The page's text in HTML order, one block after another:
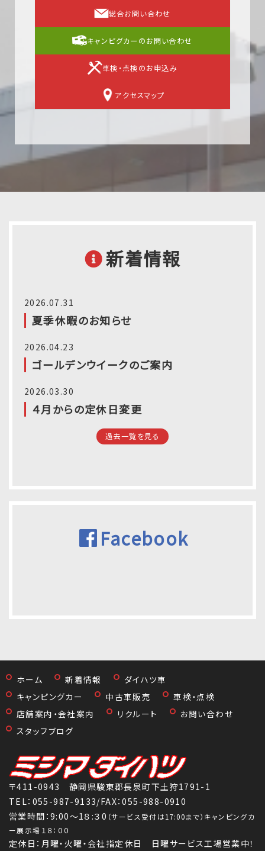
総合お問い合わせ
キャンピグカーのお問い合わせ
車検・点検のお申込み
アクセスマップ
新着情報
2026.07.31
夏季休暇のお知らせ
2026.04.23
ゴールデンウイークのご案内
2026.03.30
４月からの定休日変更
過去一覧を見る
Facebook
ホーム 新着情報
ダイハツ車
キャンピングカー
中古車販売
車検・点検
店舗案内・会社案内
リクルート
お問い合わせ
スタッフブログ
〒411-0943 静岡県駿東郡長泉町下土狩1791-1
TEL： 055-987-9133/FAX：055-988-0910
営業時間：9:00～1８:３0 （サービス受付は17:00まで）キャンピングカ
ー展示場１８：００
定休日：月曜・火曜・会社指定休日 日曜サービス工場営業中！